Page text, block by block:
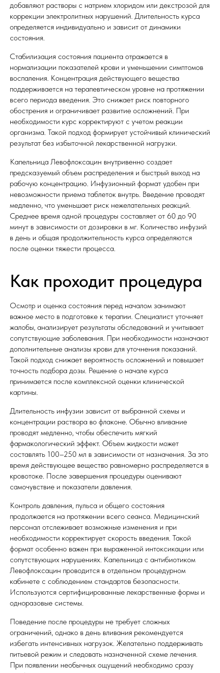
добавляют растворы с натрием хлоридом или декстрозой для
коррекции электролитных нарушений. Длительность курса
определяется индивидуально и зависит от динамики
состояния.
Стабилизация состояния пациента отражается в
нормализации показателей крови и уменьшении симптомов
воспаления. Концентрация действующего вещества
поддерживается на терапевтическом уровне на протяжении
всего периода введения. Это снижает риск повторного
обострения и ограничивает развитие осложнений. При
необходимости курс корректируют с учетом реакции
организма. Такой подход формирует устойчивый клинический
результат без избыточной лекарственной нагрузки.
Капельница Левофлоксацин внутривенно создает
предсказуемый объем распределения и быстрый выход на
рабочую концентрацию. Инфузионный формат удобен при
невозможности приема таблеток внутрь. Введение проводят
медленно, что уменьшает риск нежелательных реакций.
Среднее время одной процедуры составляет от 60 до 90
минут в зависимости от дозировки в мг. Количество инфузий
в день и общая продолжительность курса определяются
после оценки тяжести процесса.
Как проходит процедура
Осмотр и оценка состояния перед началом занимают
важное место в подготовке к терапии. Специалист уточняет
жалобы, анализирует результаты обследований и учитывает
сопутствующие заболевания. При необходимости назначают
дополнительные анализы крови для уточнения показаний.
Такой подход снижает вероятность осложнений и повышает
точность подбора дозы. Решение о начале курса
принимается после комплексной оценки клинической
картины.
Длительность инфузии зависит от выбранной схемы и
концентрации раствора во флаконе. Обычно вливание
проводят медленно, чтобы обеспечить мягкий
фармакологический эффект. Объем жидкости может
составлять 100–250 мл в зависимости от назначения. За это
время действующее вещество равномерно распределяется в
кровотоке. После завершения процедуры оценивают
самочувствие и показатели давления.
Контроль давления, пульса и общего состояния
продолжается на протяжении всего сеанса. Медицинский
персонал отслеживает возможные изменения и при
необходимости корректирует скорость введения. Такой
формат особенно важен при выраженной интоксикации или
сопутствующих нарушениях. Капельница с антибиотиком
Левофлоксацин проводится в отдельном процедурном
кабинете с соблюдением стандартов безопасности.
Используются сертифицированные лекарственные формы и
одноразовые системы.
Поведение после процедуры не требует сложных
ограничений, однако в день вливания рекомендуется
избегать интенсивных нагрузок. Желательно поддерживать
питьевой режим и следовать назначенной схеме лечения.
При появлении необычных ощущений необходимо сразу